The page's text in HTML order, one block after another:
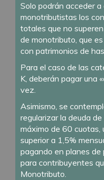
Solo podrán acceder
monotributistas los
totales que no
de monotributo, que
con patrimonios de
Para el caso de las
K, deberán pagar una
vez.
Asimismo, se
regularizar la deuda
máximo de 60 cuotas,
superior a 1,5%
pagando en planes
para contribuyentes
Monotributo.